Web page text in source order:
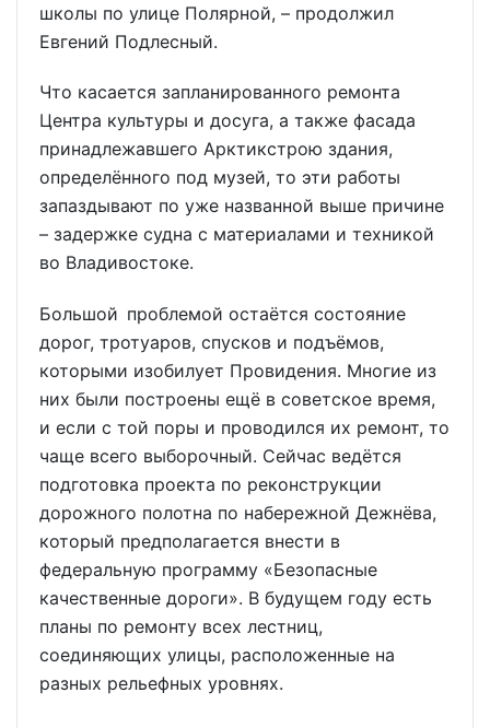
школы по улице Полярной, – продолжил
Евгений Подлесный.
Что касается запланированного ремонта
Центра культуры и досуга, а также фасада
принадлежавшего Арктикстрою здания,
определённого под музей, то эти работы
запаздывают по уже названной выше причине
– задержке судна с материалами и техникой
во Владивостоке.
Большой проблемой остаётся состояние
дорог, тротуаров, спусков и подъёмов,
которыми изобилует Провидения. Многие из
них были построены ещё в советское время,
и если с той поры и проводился их ремонт, то
чаще всего выборочный. Сейчас ведётся
подготовка проекта по реконструкции
дорожного полотна по набережной Дежнёва,
который предполагается внести в
федеральную программу «Безопасные
качественные дороги». В будущем году есть
планы по ремонту всех лестниц,
соединяющих улицы, расположенные на
разных рельефных уровнях.